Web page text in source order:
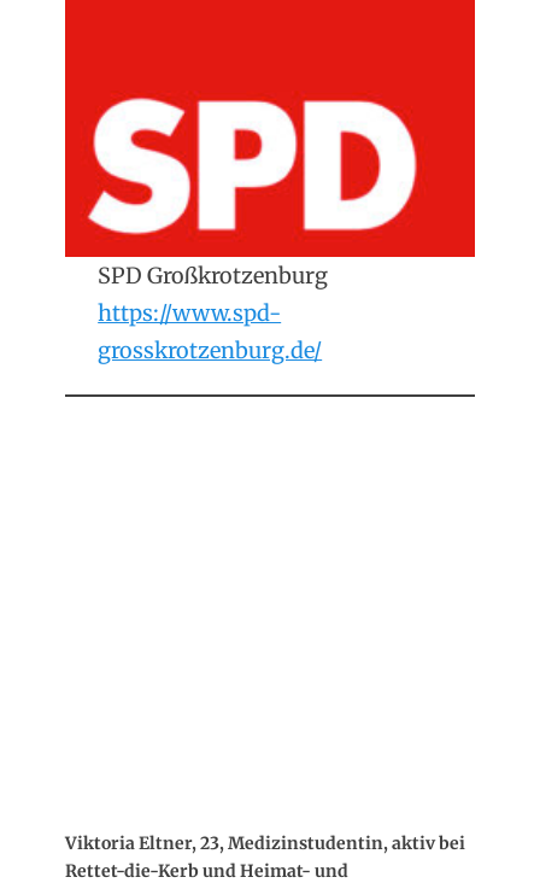
SPD Großkrotzenburg
https://www.spd-
grosskrotzenburg.de/
Viktoria Eltner, 23, Medizinstudentin, aktiv bei
Rettet-die-Kerb und Heimat- und